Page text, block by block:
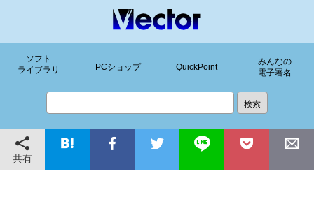
ソフト
ライブラリ
PCショップ QuickPoint
みんなの
電子署名
共有